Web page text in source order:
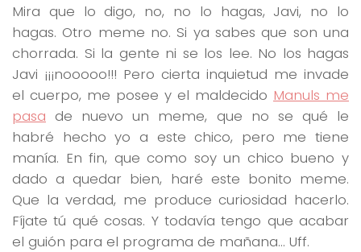
Mira que lo digo, no, no lo hagas, Javi, no lo
hagas. Otro meme no. Si ya sabes que son una
chorrada. Si la gente ni se los lee. No los hagas
Javi ¡¡¡nooooo!!! Pero cierta inquietud me invade
el cuerpo, me posee y el maldecido Manuls me
pasa de nuevo un meme, que no se qué le
habré hecho yo a este chico, pero me tiene
manía. En fin, que como soy un chico bueno y
dado a quedar bien, haré este bonito meme.
Que la verdad, me produce curiosidad hacerlo.
Fíjate tú qué cosas. Y todavía tengo que acabar
el guión para el programa de mañana… Uff.